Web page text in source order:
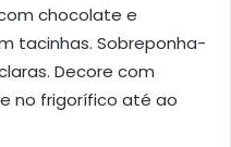
chocolate e
tacinhas. Sobreponha-
Decore com
no frigorífico até ao